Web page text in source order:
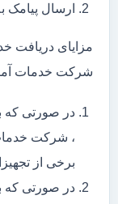
ارسال پیامک
مزایای دریافت
شرکت خدمات
در صورتی که
، شرکت
برخی از
در صورتی که